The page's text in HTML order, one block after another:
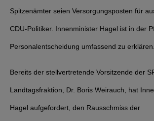
Spitzenämter seien Versorgungsposten für
CDU-Politiker. Innenminister Hagel ist in der
Personalentscheidung umfassend zu
Bereits der stellvertretende Vorsitzende der
Landtagsfraktion, Dr. Boris Weirauch, hat
Hagel aufgefordert, den Rausschmiss der